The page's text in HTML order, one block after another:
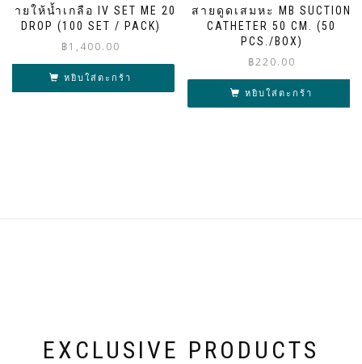
สายให้น้ำเกลือ IV SET ME 20
DROP (100 SET / PACK)
฿1,400.00
หยิบใส่ตะกร้า
สายดูดเสมหะ MB SUCTION
CATHETER 50 CM. (50
PCS./BOX)
฿220.00
หยิบใส่ตะกร้า
EXCLUSIVE PRODUCTS